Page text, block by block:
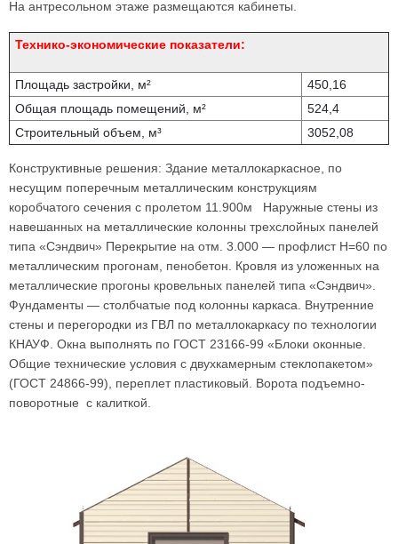
На антресольном этаже размещаются кабинеты.
Технико-экономические показатели:
Площадь застройки, м²
450,16
Общая площадь помещений, м²
524,4
Строительный объем, м³
3052,08
Конструктивные решения: Здание металлокаркасное, по
несущим поперечным металлическим конструкциям
коробчатого сечения с пролетом 11.900м Наружные стены из
навешанных на металлические колонны трехслойных панелей
типа «Сэндвич» Перекрытие на отм. 3.000 — профлист Н=60 по
металлическим прогонам, пенобетон. Кровля из уложенных на
металлические прогоны кровельных панелей типа «Сэндвич».
Фундаменты — столбчатые под колонны каркаса. Внутренние
стены и перегородки из ГВЛ по металлокаркасу по технологии
КНАУФ. Окна выполнять по ГОСТ 23166-99 «Блоки оконные.
Общие технические условия с двухкамерным стеклопакетом»
(ГОСТ 24866-99), переплет пластиковый. Ворота подъемно-
поворотные с калиткой.